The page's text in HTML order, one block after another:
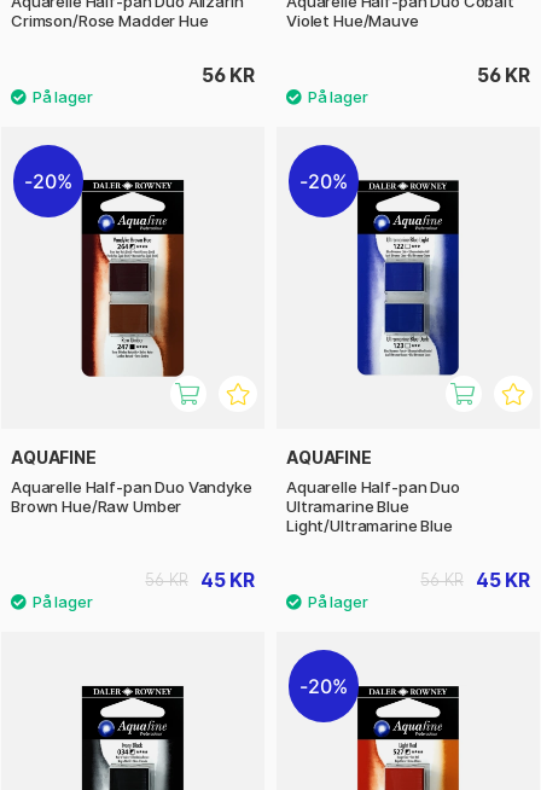
Crimson/Rose Madder Hue
56 KR
Violet Hue/Mauve
56 KR
20%
AQUAFINE
Aquarelle Half-pan Duo Vandyke
Brown Hue/Raw Umber
45 KR
56 KR
20%
AQUAFINE
Aquarelle Half-pan Duo
Ultramarine Blue
Light/Ultramarine Blue
45 KR
56 KR
20%